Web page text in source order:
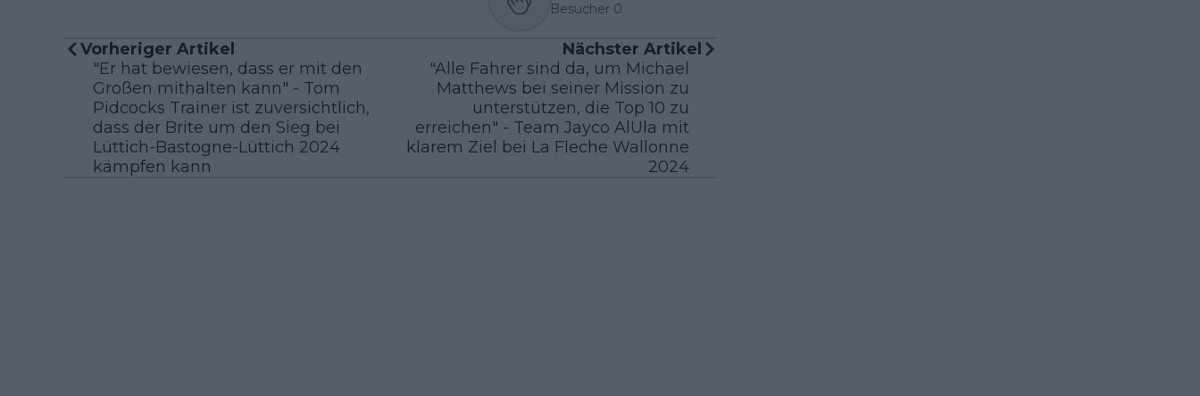
Besucher 0
Vorheriger Artikel
"Er hat bewiesen, dass er mit den
Großen mithalten kann" - Tom
Pidcocks Trainer ist zuversichtlich,
dass der Brite um den Sieg bei
Lüttich-Bastogne-Lüttich 2024
kämpfen kann
Nächster Artikel
"Alle Fahrer sind da, um Michael
Matthews bei seiner Mission zu
unterstützen, die Top 10 zu
erreichen" - Team Jayco AlUla mit
klarem Ziel bei La Fleche Wallonne
2024